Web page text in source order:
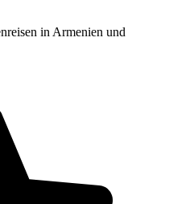
in Armenien und